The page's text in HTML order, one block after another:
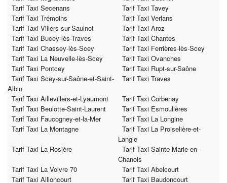
Tarif Taxi Secenans
Tarif Taxi Tavey
Tarif Taxi Trémoins
Tarif Taxi Verlans
Tarif Taxi Villers-sur-Saulnot
Tarif Taxi Aroz
Tarif Taxi Bucey-lès-Traves
Tarif Taxi Chantes
Tarif Taxi Chassey-lès-Scey
Tarif Taxi Ferrières-lès-Scey
Tarif Taxi La Neuvelle-lès-Scey
Tarif Taxi Ovanches
Tarif Taxi Pontcey
Tarif Taxi Rupt-sur-Saône
Tarif Taxi Scey-sur-Saône-et-Saint-
Albin
Tarif Taxi Traves
Tarif Taxi Aillevillers-et-Lyaumont
Tarif Taxi Corbenay
Tarif Taxi Beulotte-Saint-Laurent
Tarif Taxi Esmoulières
Tarif Taxi Faucogney-et-la-Mer
Tarif Taxi La Longine
Tarif Taxi La Montagne
Tarif Taxi La Proiselière-et-
Langle
Tarif Taxi La Rosière
Tarif Taxi Sainte-Marie-en-
Chanois
Tarif Taxi La Voivre 70
Tarif Taxi Abelcourt
Tarif Taxi Ailloncourt
Tarif Taxi Baudoncourt